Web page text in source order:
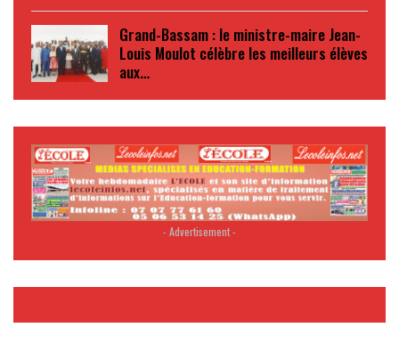
Grand-Bassam : le ministre-maire Jean-
Louis Moulot célèbre les meilleurs élèves
aux…
- Advertisement -